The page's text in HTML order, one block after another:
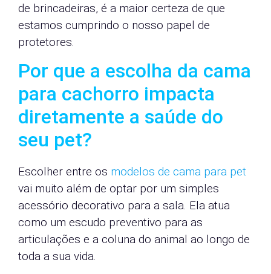
de brincadeiras, é a maior certeza de que
estamos cumprindo o nosso papel de
protetores.
Por que a escolha da cama
para cachorro impacta
diretamente a saúde do
seu pet?
Escolher entre os modelos de cama para pet
vai muito além de optar por um simples
acessório decorativo para a sala. Ela atua
como um escudo preventivo para as
articulações e a coluna do animal ao longo de
toda a sua vida.